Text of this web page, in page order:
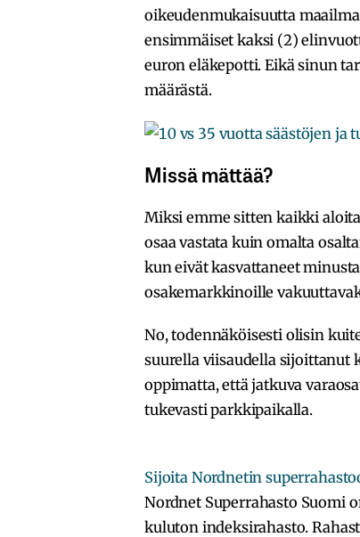
oikeudenmukaisuutta
ensimmäiset kaksi (2)
euron eläkepotti. Eikä sinun
määrästä.
Missä mättää?
Miksi emme sitten kaikki
osaa vastata kuin omalta
kun eivät kasvattaneet
osakemarkkinoille
No, todennäköisesti olisin
suurella viisaudella sijoittanut
oppimatta, että jatkuva
tukevasti parkkipaikalla.
Sijoita Nordnetin
Nordnet Superrahasto Suomi
kuluton indeksirahasto.